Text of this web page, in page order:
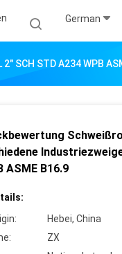
German
SCH STD A234 WPB
ASME B16.9
Hebei, China
ZX